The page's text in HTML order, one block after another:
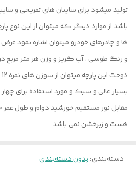
تولید میشود برای سایبان های تفریحی و
باشد از موارد دیگر که میتوان از این نوع
بسیار عالی و سبک و مورد استفاده برای
مقابل نور مستقیم خورشید دوام و طول عمر
هست و زبرخشن نمی باشد
دسته‌بندی:بدون دسته‌بندی